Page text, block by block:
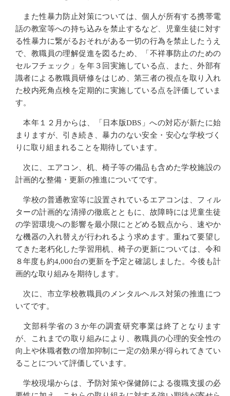
また性暴力防止対策については、個人が所有する携帯電
話の教室等への持ち込みを禁止するなど、児童生徒に対す
る性暴力に繋がるおそれがある一切の行為を禁止したうえ
で、教職員の理解促進を図るため、「不祥事防止のための
セルフチェック」を年３回実施している点、また、外部有
識者による教職員研修をはじめ、第三者の視点を取り入れ
た校内死角点検を定期的に実施している点を評価していま
す。
本年１２月からは、「日本版DBS」への対応が新たに始
まりますが、引き続き、暴力のない安全・安心な学校づく
りに取り組まれることを期待しています。
次に、エアコン、机、椅子等の備品も含めた学校施設の
計画的な整備・更新の推進についてです。
学校の普通教室等に設置されているエアコンは、フィル
ターの計画的な清掃の徹底とともに、故障時には児童生徒
の学習環境への影響を最小限にとどめる観点から、速やか
な機器の入れ替えが行われるよう求めます。重ねて要望し
てきた老朽化した学習用机、椅子の更新については、令和
８年度も約4,000台の更新を予定と確認しました。今後も計
画的な取り組みを期待します。
次に、市立学校教職員のメンタルヘルス対策の推進につ
いてです。
文部科学省の３か年の調査研究事業は終了となります
が、これまでの取り組みにより、教職員の心理的安全性の
向上や休職者数の増加抑制に一定の効果が得られてきてい
ることについて評価しています。
学校現場からは、予防対策や保健師による復職支援の必